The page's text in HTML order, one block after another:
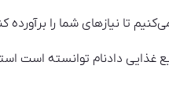
تا نیازهای شما را برآورده